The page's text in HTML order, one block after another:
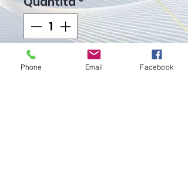
Aggiungi al carrello
Phone Email Facebook